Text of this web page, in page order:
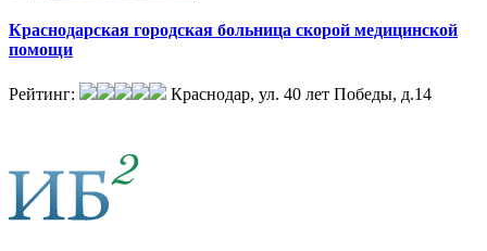
Краснодарская городская больница скорой медицинской
помощи
Рейтинг: Краснодар, ул. 40 лет Победы, д.14